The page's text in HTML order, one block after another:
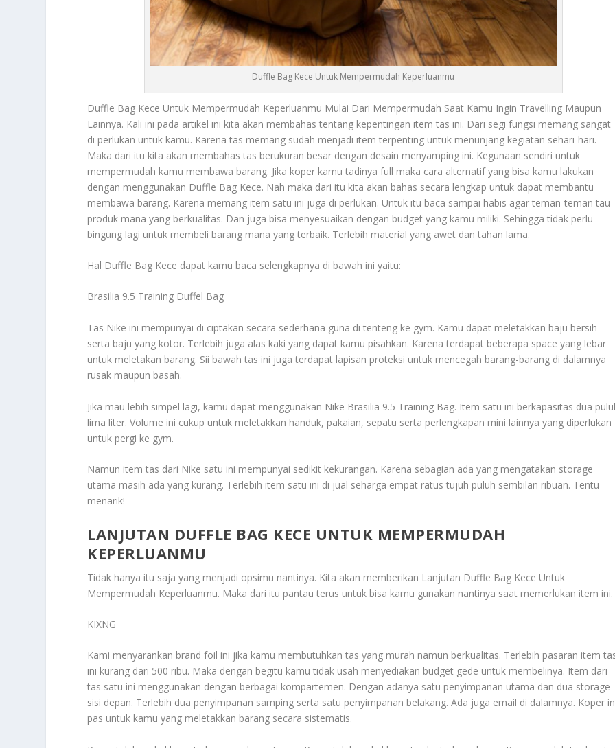
Duffle Bag Kece Untuk Mempermudah Keperluanmu
Duffle Bag Kece Untuk Mempermudah Keperluanmu Mulai Dari Mempermudah Saat Kamu Ingin Travelling Maupun
Lainnya. Kali ini pada artikel ini kita akan membahas tentang kepentingan item tas ini. Dari segi fungsi memang sangat
di perlukan untuk kamu. Karena tas memang sudah menjadi item terpenting untuk menunjang kegiatan sehari-hari.
Maka dari itu kita akan membahas tas berukuran besar dengan desain menyamping ini. Kegunaan sendiri untuk
mempermudah kamu membawa barang. Jika koper kamu tadinya full maka cara alternatif yang bisa kamu lakukan
dengan menggunakan Duffle Bag Kece. Nah maka dari itu kita akan bahas secara lengkap untuk dapat membantu
membawa barang. Karena memang item satu ini juga di perlukan. Untuk itu baca sampai habis agar teman-teman tau
produk mana yang berkualitas. Dan juga bisa menyesuaikan dengan budget yang kamu miliki. Sehingga tidak perlu
bingung lagi untuk membeli barang mana yang terbaik. Terlebih material yang awet dan tahan lama.
Hal Duffle Bag Kece dapat kamu baca selengkapnya di bawah ini yaitu:
Brasilia 9.5 Training Duffel Bag
Tas Nike ini mempunyai di ciptakan secara sederhana guna di tenteng ke gym. Kamu dapat meletakkan baju bersih
serta baju yang kotor. Terlebih juga alas kaki yang dapat kamu pisahkan. Karena terdapat beberapa space yang lebar
untuk meletakan barang. Sii bawah tas ini juga terdapat lapisan proteksi untuk mencegah barang-barang di dalamnya
rusak maupun basah.
Jika mau lebih simpel lagi, kamu dapat menggunakan Nike Brasilia 9.5 Training Bag. Item satu ini berkapasitas dua
lima liter. Volume ini cukup untuk meletakkan handuk, pakaian, sepatu serta perlengkapan mini lainnya yang diperlukan
untuk pergi ke gym.
Namun item tas dari Nike satu ini mempunyai sedikit kekurangan. Karena sebagian ada yang mengatakan storage
utama masih ada yang kurang. Terlebih item satu ini di jual seharga empat ratus tujuh puluh sembilan ribuan. Tentu
menarik!
LANJUTAN DUFFLE BAG KECE UNTUK MEMPERMUDAH
KEPERLUANMU
Tidak hanya itu saja yang menjadi opsimu nantinya. Kita akan memberikan Lanjutan Duffle Bag Kece Untuk
Mempermudah Keperluanmu. Maka dari itu pantau terus untuk bisa kamu gunakan nantinya saat memerlukan item ini.
KIXNG
Kami menyarankan brand foil ini jika kamu membutuhkan tas yang murah namun berkualitas. Terlebih pasaran item
ini kurang dari 500 ribu. Maka dengan begitu kamu tidak usah menyediakan budget gede untuk membelinya. Item dari
tas satu ini menggunakan dengan berbagai kompartemen. Dengan adanya satu penyimpanan utama dan dua storage
sisi depan. Terlebih dua penyimpanan samping serta satu penyimpanan belakang. Ada juga email di dalamnya. Koper
pas untuk kamu yang meletakkan barang secara sistematis.